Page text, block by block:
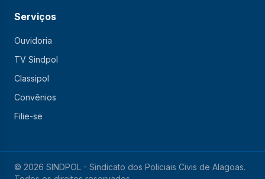
Serviços
Ouvidoria
TV Sindpol
Classipol
Convênios
Filie-se
© 2026 SINDPOL - Sindicato dos Policiais Civis de Alagoas.